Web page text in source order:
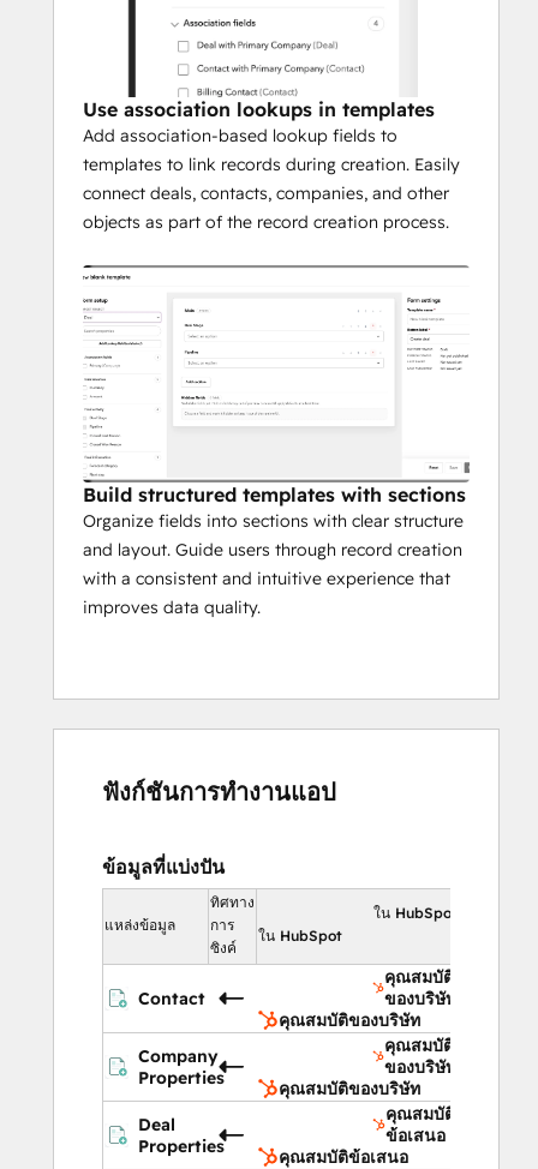
Use association lookups in templates
Add association-based lookup fields to
templates to link records during creation. Easily
connect deals, contacts, companies, and other
objects as part of the record creation process.
Build structured templates with sections
Organize fields into sections with clear structure
and layout. Guide users through record creation
with a consistent and intuitive experience that
improves data quality.
ฟังก์ชันการทำงานแอป
ข้อมูลที่แบ่งปัน
แหล่งข้อมูล
ทิศทาง
การ
ซิงค์
ใน HubSpot
ใน HubSpot
Contact
คุณสมบัติ
ของบริษัท
คุณสมบัติของบริษัท
Company
Properties
คุณสมบัติ
ของบริษัท
คุณสมบัติของบริษัท
Deal
Properties
คุณสมบัติ
ข้อเสนอ
คุณสมบัติข้อเสนอ